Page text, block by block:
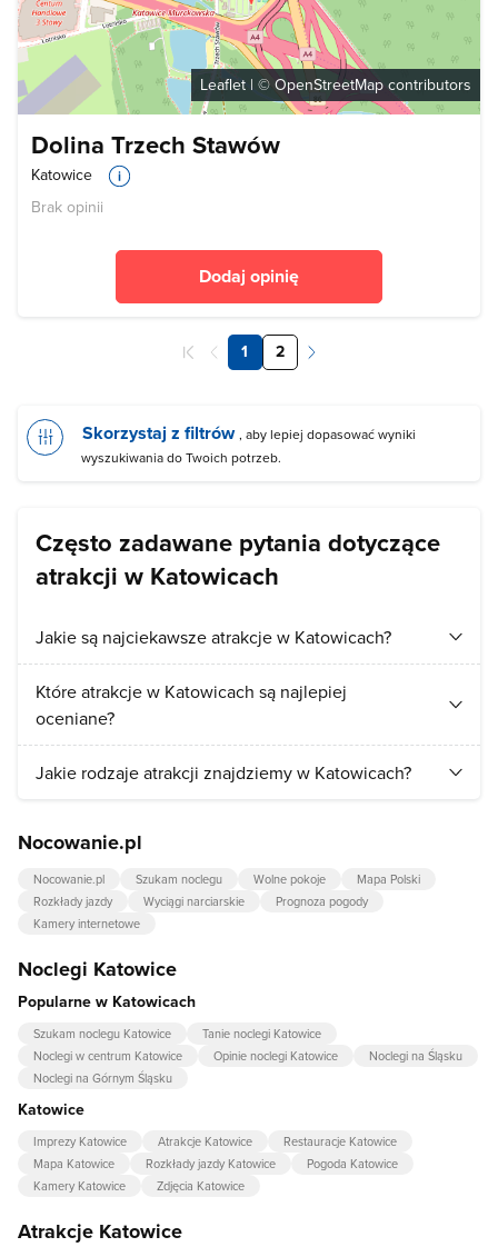
Leaflet | © OpenStreetMap contributors
Dolina Trzech Stawów
Katowice
Brak opinii
Dodaj opinię
1 2
Skorzystaj z filtrów , aby lepiej dopasować wyniki
wyszukiwania do Twoich potrzeb.
Często zadawane pytania dotyczące
atrakcji w Katowicach
Jakie są najciekawsze atrakcje w Katowicach?
Turyści najchętniej odwiedzają:Rynek w Katowicach
Nikiszowiec
Które atrakcje w Katowicach są najlepiej
oceniane?
Najlepiej ocenianymi atrakcjami w Katowicach są:Muzeum
Jakie rodzaje atrakcji znajdziemy w Katowicach?
kategorii:kluby, dyskoteki
Nocowanie.pl
Nocowanie.pl Szukam noclegu Wolne pokoje
Mapa Polski
Rozkłady jazdy
Wyciągi narciarskie
Prognoza pogody
Kamery internetowe
Noclegi Katowice
Popularne w Katowicach
Szukam noclegu Katowice
Tanie noclegi Katowice
Noclegi w centrum Katowice
Opinie noclegi Katowice
Noclegi na Śląsku
Noclegi na Górnym Śląsku
Katowice
Imprezy Katowice Atrakcje Katowice
Restauracje Katowice
Mapa Katowice
Rozkłady jazdy Katowice
Pogoda Katowice
Kamery Katowice
Zdjęcia Katowice
Atrakcje Katowice